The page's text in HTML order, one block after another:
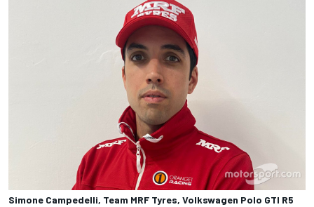
Simone Campedelli, Team MRF Tyres, Volkswagen Polo GTI R5